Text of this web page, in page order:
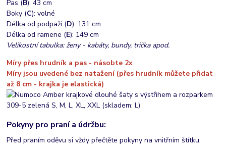
Pas (B): 43 cm
Boky (C): volné
Délka od podpaží (D): 131 cm
Délka od ramene (E): 149 cm
Velikostní tabulka: ženy - kabáty, bundy, trička apod.
Míry přes hrudník a pas - násobte 2x
Míry jsou uvedené bez natažení (přes hrudník můžete přidat
až 8 cm - krajka je elastická)
Pokyny pro praní a údržbu:
Před praním oděvu si vždy přečtěte pokyny na vnitřním štítku.